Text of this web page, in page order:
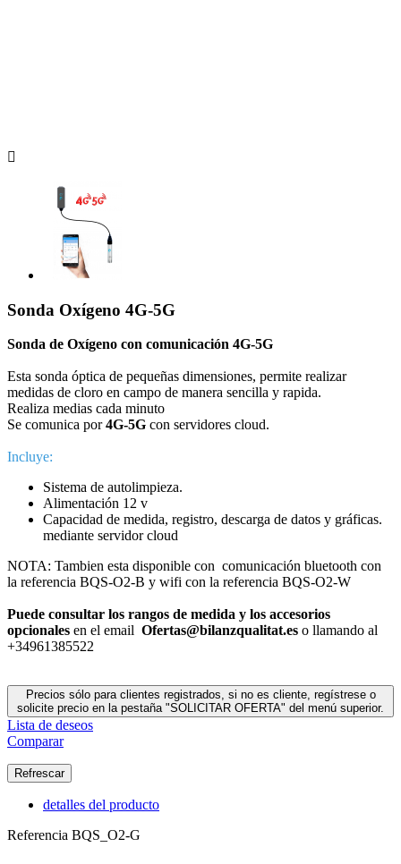

Sonda Oxígeno 4G-5G
Sonda de Oxígeno con comunicación 4G-5G
Esta sonda óptica de pequeñas dimensiones, permite realizar
medidas de cloro en campo de manera sencilla y rapida.
Realiza medias cada minuto
Se comunica por4G-5G con servidores cloud.
Incluye:
Sistema de autolimpieza.
Alimentación 12 v
Capacidad de medida, registro, descarga de datos y gráficas.
mediante servidor cloud
NOTA: Tambien esta disponible con comunicación bluetooth con
la referencia BQS-O2-B y wifi con la referencia BQS-O2-W
Puede consultar los rangos de medida y los accesorios
opcionales en el email Ofertas@bilanzqualitat.es o llamando al
+34961385522
Precios sólo para clientes registrados, si no es cliente, regístrese o
solicite precio en la pestaña "SOLICITAR OFERTA" del menú superior.
Lista de deseos
Comparar
detalles del producto
Referencia BQS_O2-G